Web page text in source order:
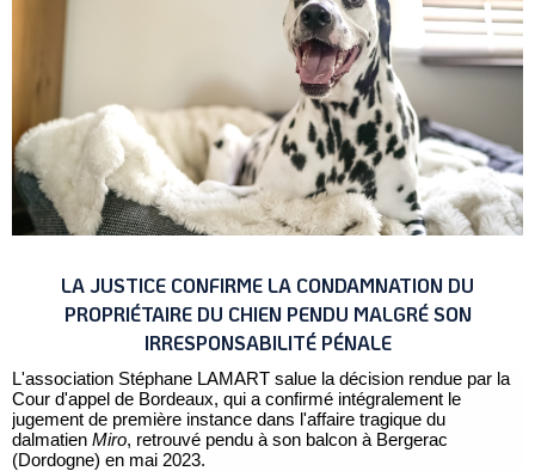
Bénévoles dans nos refuges
Matériel militant
Salarié(e) / Stagiaire
LA JUSTICE CONFIRME LA CONDAMNATION DU
PROPRIÉTAIRE DU CHIEN PENDU MALGRÉ SON
IRRESPONSABILITÉ PÉNALE
L'association Stéphane LAMART salue la décision rendue par la
Cour d'appel de Bordeaux, qui a confirmé intégralement le
jugement de première instance dans l'affaire tragique du
dalmatien Miro, retrouvé pendu à son balcon à Bergerac
(Dordogne) en mai 2023.